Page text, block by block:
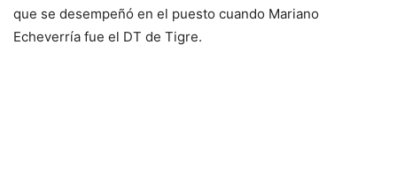
que se desempeñó en el puesto cuando Mariano
Echeverría fue el DT de Tigre.